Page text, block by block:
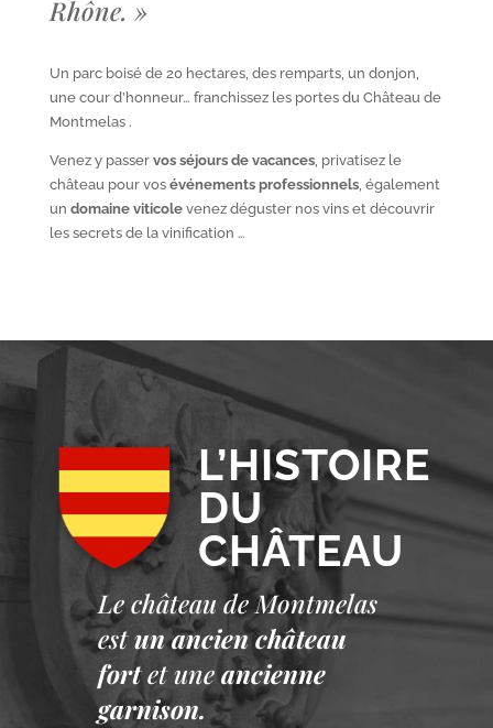
Rhône. »
Un parc boisé de 20 hectares, des remparts, un donjon,
une cour d’honneur… franchissez les portes du Château de
Montmelas .
Venez y passer vos séjours de vacances, privatisez le
château pour vos événements professionnels, également
un domaine viticolevenez déguster nos vins et découvrir
les secrets de la vinification …
L’HISTOIRE
DU
CHÂTEAU
Le château de Montmelas
est un ancien château
fort et une ancienne
garnison.